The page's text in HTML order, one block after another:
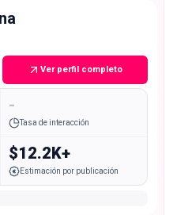
Ver perfil completo
-
Tasa de interacción
$12.2K+
Estimación por publicación